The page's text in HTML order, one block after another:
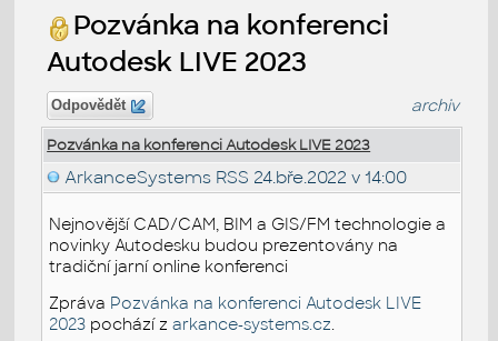
Pozvánka na konferenci
Autodesk LIVE 2023
Odpovědět archiv
Pozvánka na konferenci Autodesk LIVE 2023
ArkanceSystems RSS 24.bře.2022 v 14:00
Nejnovější CAD/CAM, BIM a GIS/FM technologie a
novinky Autodesku budou prezentovány na
tradiční jarní online konferenci
Zpráva Pozvánka na konferenci Autodesk LIVE
2023 pochází zarkance-systems.cz.